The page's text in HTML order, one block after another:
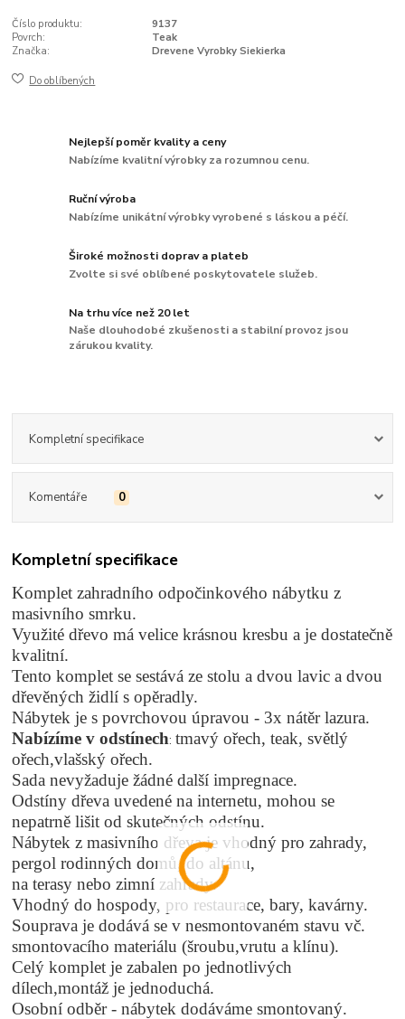
Číslo produktu:
9137
Povrch:
Teak
Značka:
Drevene Vyrobky Siekierka
Do oblíbených
Nejlepší poměr kvality a ceny
Nabízíme kvalitní výrobky za rozumnou cenu.
Ruční výroba
Nabízíme unikátní výrobky vyrobené s láskou a péčí.
Široké možnosti doprav a plateb
Zvolte si své oblíbené poskytovatele služeb.
Na trhu více než 20 let
Naše dlouhodobé zkušenosti a stabilní provoz jsou
zárukou kvality.
Kompletní specifikace
Komentáře 0
Kompletní specifikace
Komplet zahradního odpočinkového nábytku z
masivního smrku.
Využité dřevo má velice krásnou kresbu a je dostatečně
kvalitní.
Tento komplet se sestává ze stolu a dvou lavic a dvou
dřevěných židlí s opěradly.
Nábytek je s povrchovou úpravou - 3x nátěr lazura.
Nabízíme v odstínech:tmavý ořech, teak, světlý
ořech,vlašský ořech.
Sada nevyžaduje žádné další impregnace.
Odstíny dřeva uvedené na internetu, mohou se
nepatrně lišit od skutečných odstínu.
Nábytek z masivního dřeva je vhodný pro zahrady,
pergol rodinných domů, do altánu,
na terasy nebo zimní zahrady.
Vhodný do hospody, pro restaurace, bary, kavárny.
Souprava je dodává se v nesmontovaném stavu vč.
smontovacího materiálu (šroubu,vrutu a klínu).
Celý komplet je zabalen po jednotlivých
dílech,montáž je jednoduchá.
Osobní odběr - nábytek dodáváme smontovaný.